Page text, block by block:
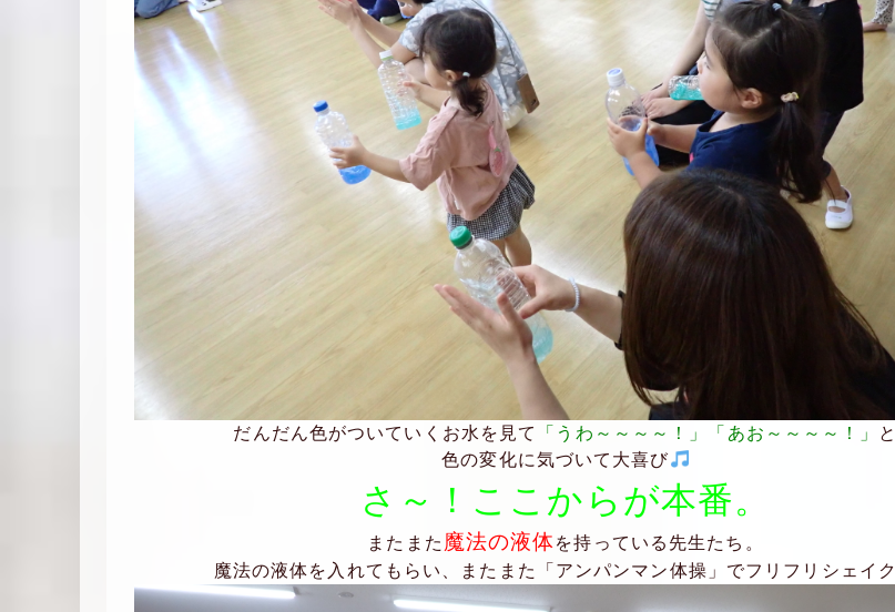
だんだん色がついていくお水を見て 「うわ～～～～！」「あお～～～～！」 と
色の変化に気づいて大喜び
さ～！ここからが本番。
またまた 魔法の液体を持っている先生たち。
魔法の液体を入れてもらい、またまた「アンパンマン体操」でフリフリシェイク